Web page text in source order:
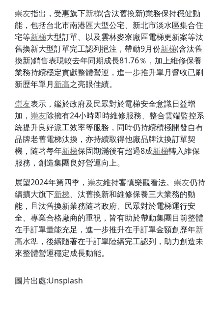
崇友指出，受惠旗下新梯(含汰舊換新)業務保持穩健動
能，包括台北市南港區大型公宅、新北市淡水區集合住
宅等新梯大型訂單、以及雲林麥寮廠區電梯更新案等汰
舊換新大型訂單完工認列挹注，帶動9月份新梯(含汰舊
換新)銷售表現較去年同期成長81.76％，加上維修保養
業務持續穩定貢獻整體營運，進一步推升單月營收已刷
新歷年單月新高之亮眼佳績。
崇友表示，鑑於政府及民眾對於電梯安全意識日益增
加， 崇友除擁有24小時即時維修服務、整合雲端監控系
統提升良好派工效率等服務，同時仍持續積極開發自有
品牌老舊電梯汰換，亦持續取得他廠品牌汰換訂單契
機，隨著每年新梯保固期滿後有超過8成新梯轉入維保
服務，創造集團良好營運向上。
展望2024年第四季， 崇友維持審慎樂觀看法。 崇友仍持
續擴大旗下新梯、汰舊換新和維修保養三大業務的動
能，且汰舊換新業務隨著政府、民眾對於電梯運行安
全、專業合格廠商的重視，皆有助於帶動集團目前整體
在手訂單量能充足，進一步推升在手訂單金額創歷年新
高水準，後續隨著在手訂單陸續完工認列，助力創造未
來整體營運穩定成長動能。
圖片出處:Unsplash